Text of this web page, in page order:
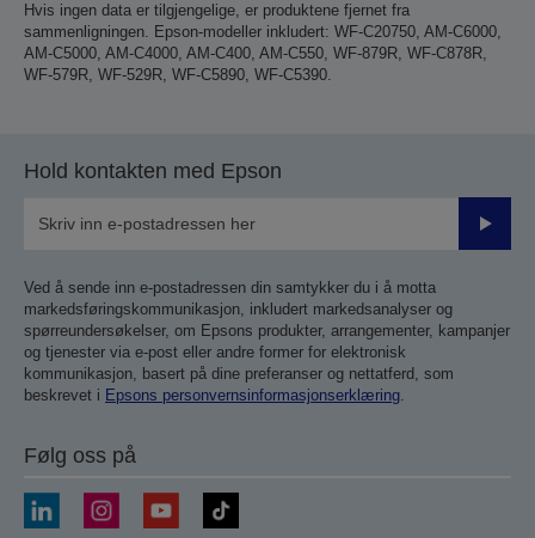
Hvis ingen data er tilgjengelige, er produktene fjernet fra
sammenligningen. Epson-modeller inkludert: WF-C20750, AM-C6000,
AM-C5000, AM-C4000, AM-C400, AM-C550, WF-879R, WF-C878R,
WF-579R, WF-529R, WF-C5890, WF-C5390.
Hold kontakten med Epson
Send
Ved å sende inn e-postadressen din samtykker du i å motta
markedsføringskommunikasjon, inkludert markedsanalyser og
spørreundersøkelser, om Epsons produkter, arrangementer, kampanjer
og tjenester via e-post eller andre former for elektronisk
kommunikasjon, basert på dine preferanser og nettatferd, som
beskrevet i Epsons personvernsinformasjonserklæring.
Følg oss på